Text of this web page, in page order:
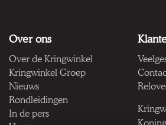
Over ons
Over de Kringwinkel
Kringwinkel Groep
Nieuws
Rondleidingen
In de pers